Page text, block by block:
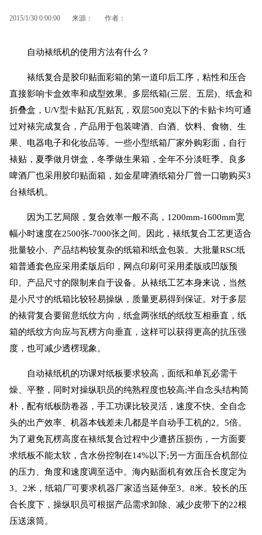
2015/1/30 0:00:00 来源： 作者：
自动裱纸机的使用方法有什么？
裱纸复合是胶印贴面彩箱的第一道印后工序，粘性和压合
直接影响卡盒效率和成型效果。多层纸箱(三层、五层)、纸盒和
折叠盒，U/V型卡贴瓦/瓦贴瓦，双层500克以下的卡贴卡均可通
过对裱完成复合，产品用于包装啤酒、白酒、饮料、食物、生
果、电器电子和化妆品等。一些小型纸箱厂家外购彩面，自行
裱贴，夏季做月饼盒，冬季做生果箱，全年不分淡旺季。良多
啤酒厂也采用胶印贴面箱，如金星啤酒纸箱分厂曾一口吻购买3
台裱纸机。
因为工艺局限，复合效率一般不高，1200mm-1600mm宽
幅小时速度在2500张-7000张之间。因此，裱纸复合工艺更适合
批量较小、产品结构较复杂的纸箱和纸盒包装。大批量RSC纸
箱普通套色应采用柔版后印，网点印刷可采用柔版或凹版预
印。产品尺寸的限制来自于设备。从裱纸工艺本身来说，当然
是小尺寸的纸箱比较轻易操纵，质量更易得到保证。对于多层
的裱背复合要留意纸纹方向，纸盒两张纸的纸纹互相垂直，纸
箱的纸纹方向应与瓦楞方向垂直，这样可以获得更高的抗压强
度，也可减少透楞现象。
自动裱纸机的功课对纸板要求较高，面纸和单瓦必需干
燥、平整，同时对操纵职员的纯熟程度也较高;半自念头结构简
朴，配有纸板防卷器，手工功课比较灵活，速度不快。全自念
头的出产效率、机器本钱差未几都是半自动手工机的2。5倍。
为了避免瓦楞高度在裱纸复合过程中少遭挤压损伤，一方面要
求纸板不能太软，含水份控制在14%以下;另一方面压合机部位
的压力、角度和速度调至适中。海内贴面机有效压合长度定为
3。2米，纸箱厂可要求机器厂家适当延伸至3。8米。较长的压
合长度下，操纵职员可根据产品需求卸除、减少皮带下的22根
压送滚筒。